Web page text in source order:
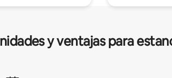
y ventajas para